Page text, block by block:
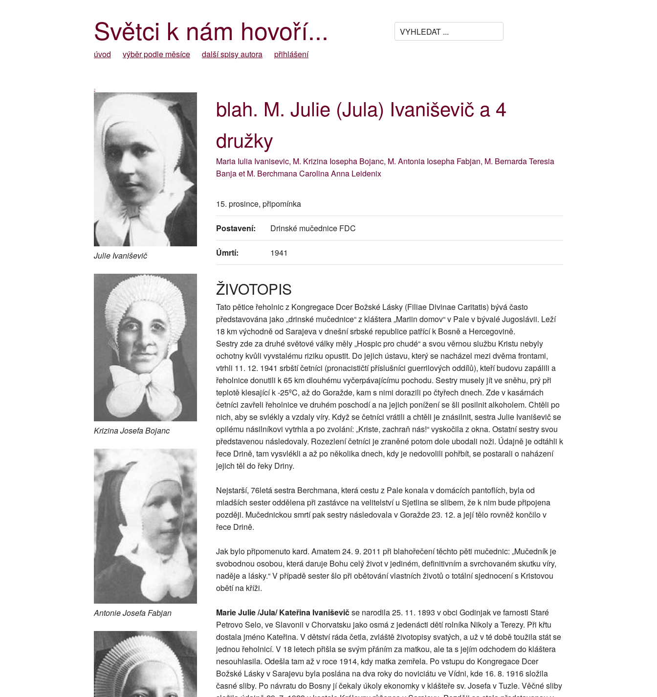
Světci k nám hovoří...
úvod výběr podle měsíce další spisy autora přihlášení
-
Julie Ivaniševič
Krizina Josefa Bojanc
Antonie Josefa Fabjan
blah. M. Julie (Jula) Ivaniševič a 4
družky
Maria Iulia Ivanisevic, M. Krizina Iosepha Bojanc, M. Antonia Iosepha Fabjan, M. Bernarda Teresia
Banja et M. Berchmana Carolina Anna Leidenix
15. prosince, připomínka
Postavení: Drinské mučednice FDC
Úmrtí: 1941
ŽIVOTOPIS
Tato pětice řeholnic z Kongregace Dcer Božské Lásky (Filiae Divinae Caritatis) bývá často
představována jako „drinské mučednice“ z kláštera „Mariin domov“ v Pale v bývalé Jugoslávii. Leží
18 km východně od Sarajeva v dnešní srbské republice patřící k Bosně a Hercegovině.
Sestry zde za druhé světové války měly „Hospic pro chudé“ a svou věrnou službu Kristu nebyly
ochotny kvůli vyvstalému riziku opustit. Do jejich ústavu, který se nacházel mezi dvěma frontami,
vtrhli 11. 12. 1941 srbští četníci (pronacističtí příslušníci guerrilových oddílů), kteří budovu zapálili a
řeholnice donutili k 65 km dlouhému vyčerpávajícímu pochodu. Sestry musely jít ve sněhu, prý při
teplotě klesající k -25ºC, až do Goražde, kam s nimi dorazili po čtyřech dnech. Zde v kasárnách
četníci zavřeli řeholnice ve druhém poschodí a na jejich ponížení se šli posilnit alkoholem. Chtěli po
nich, aby se svlékly a vzdaly víry. Když se četníci vrátili a chtěli je znásilnit, sestra Julie Ivaniševič se
opilému násilníkovi vytrhla a po zvolání: „Kriste, zachraň nás!“ vyskočila z okna. Ostatní sestry svou
představenou následovaly. Rozezlení četníci je zraněné potom dole ubodali noži. Údajně je odtáhli k
řece Drině, tam vysvlékli a až po několika dnech, kdy je nedovolili pohřbít, se postarali o naházení
jejich těl do řeky Driny.
Nejstarší, 76letá sestra Berchmana, která cestu z Pale konala v domácích pantoflích, byla od
mladších sester oddělena při zastávce na velitelství u Sjetlina se slibem, že k nim bude připojena
později. Mučednickou smrtí pak sestry následovala v Goražde 23. 12. a její tělo rovněž končilo v
řece Drině.
Jak bylo připomenuto kard. Amatem 24. 9. 2011 při blahořečení těchto pěti mučednic: „Mučedník je
svobodnou osobou, která daruje Bohu celý život v jediném, definitivním a svrchovaném skutku víry,
naděje a lásky.“ V případě sester šlo při obětování vlastních životů o totální sjednocení s Kristovou
obětí na kříži.
Marie Julie /Jula/ Kateřina Ivaniševičse narodila 25. 11. 1893 v obci Godinjak ve farnosti Staré
Petrovo Selo, ve Slavonii v Chorvatsku jako osmá z jedenácti dětí rolníka Nikoly a Terezy. Při křtu
dostala jméno Kateřina. V dětství ráda četla, zvláště životopisy svatých, a už v té době toužila stát se
jednou řeholnicí. V 18 letech přišla se svým přáním za matkou, ale ta s jejím odchodem do kláštera
nesouhlasila. Odešla tam až v roce 1914, kdy matka zemřela. Po vstupu do Kongregace Dcer
Božské Lásky v Sarajevu byla poslána na dva roky do noviciátu ve Vídni, kde 16. 8. 1916 složila
časné sliby. Po návratu do Bosny jí čekaly úkoly ekonomky v klášteře sv. Josefa v Tuzle. Věčné sliby